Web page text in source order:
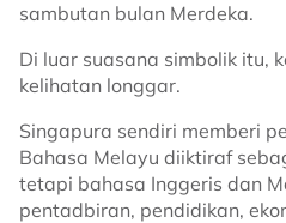
sambutan bulan Merdeka.
Di luar suasana simbolik itu,
kelihatan longgar.
Singapura sendiri memberi
Bahasa Melayu diiktiraf
tetapi bahasa Inggeris dan
pentadbiran, pendidikan,